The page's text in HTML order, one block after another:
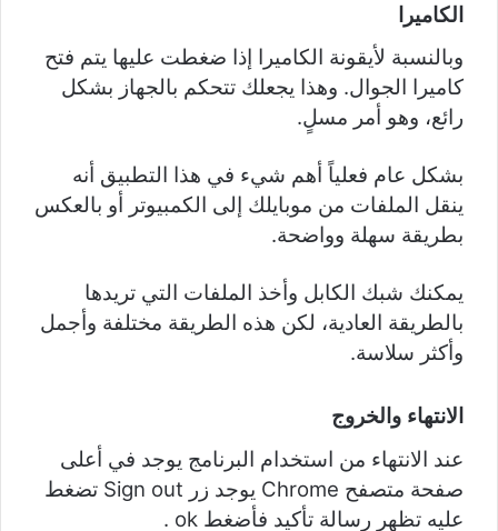
الكاميرا
وبالنسبة لأيقونة الكاميرا إذا ضغطت عليها يتم فتح
كاميرا الجوال. وهذا يجعلك تتحكم بالجهاز بشكل
رائع، وهو أمر مسلٍ.
بشكل عام فعلياً أهم شيء في هذا التطبيق أنه
ينقل الملفات من موبايلك إلى الكمبيوتر أو بالعكس
بطريقة سهلة وواضحة.
يمكنك شبك الكابل وأخذ الملفات التي تريدها
بالطريقة العادية، لكن هذه الطريقة مختلفة وأجمل
وأكثر سلاسة.
الانتهاء والخروج
عند الانتهاء من استخدام البرنامج يوجد في أعلى
صفحة متصفح Chrome يوجد زر Sign out تضغط
عليه تظهر رسالة تأكيد فأضغط ok .